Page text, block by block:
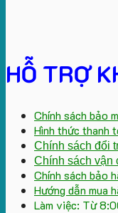
HỖ TRỢ
Chính sách bảo
Hình thức thanh
Chính sách đổi
Chính sách vận
Chính sách bảo
Hướng dẫn mua
Làm việc: Từ